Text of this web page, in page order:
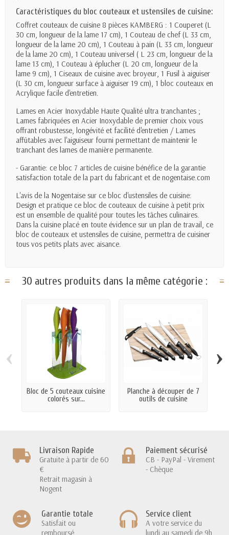
Caractéristiques du bloc couteaux et ustensiles de cuisine:
Coffret couteaux de cuisine 8 pièces KAMBERG : 1 Couperet (L
30 cm, longueur de la lame 17 cm), 1 Couteau de chef (L 33 cm,
longueur de la lame 20 cm), 1 Couteau à pain (L 33 cm, longueur
de la lame 20 cm), 1 Couteau universel ( L 23 cm, longueur de la
lame 13 cm), 1 Couteau à éplucher (L 20 cm, longueur de la
lame 9 cm), 1 Ciseaux de cuisine avec broyeur, 1 Fusil à aiguiser
(L 30 cm, longueur surface à aiguiser 19 cm), 1 bloc couteaux en
Acrylique facile d'entretien.
Lames en Acier Inoxydable Haute Qualité ultra tranchantes ;
Lames fabriquées en Acier Inoxydable de premier choix vous
offrant robustesse, longévité et facilité d'entretien / Lames
affûtables avec l'aiguiseur fourni permettant de maintenir le
tranchant des lames de manière permanente.
- Garantie: ce bloc 7 articles de cuisine bénéfice de la garantie
satisfaction totale de la part du fabricant et de nogentaise.com
L'avis de la Nogentaise sur ce bloc d'ustensiles de cuisine:
Design et pratique ce bloc de couteaux de cuisine à petit prix
est un ensemble de qualité pour toutes les tâches culinaires.
Dans la cuisine placé en toute évidence sur un plan de travail, ce
bloc de couteaux et ustensiles de cuisine, permettra de cuisiner
tous vos petits plats avec aisance.
30 autres produits dans la même catégorie :
Bloc de 5 couteaux cuisine
colorés sur...
Planche à découper de 7
outils de cuisine
‹ ›
Livraison Rapide
Gratuite à partir de 60
€
Retrait magasin à
Nogent
Paiement sécurisé
CB - PayPal - Virement
- Chèque
Garantie totale
Satisfait ou
remboursé
Service client
A votre service du
lundi au samedi de 9h